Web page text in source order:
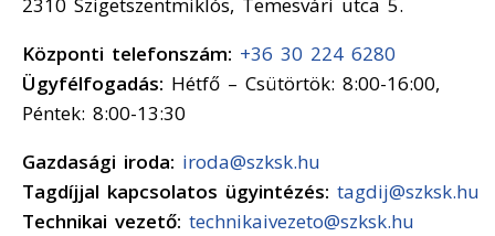
Központi telefonszám: +36 30 224 6280
Ügyfélfogadás: Hétfő – Csütörtök: 8:00-16:00,
Péntek: 8:00-13:30
Gazdasági iroda: iroda@szksk.hu
Tagdíjjal kapcsolatos ügyintézés: tagdij@szksk.hu
Technikai vezető: technikaivezeto@szksk.hu